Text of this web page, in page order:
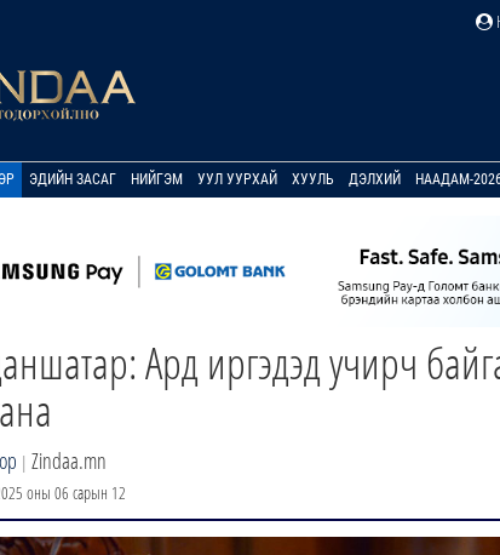
ЭДИЙН ЗАСАГ НИЙГЭМ УУЛ УУРХАЙ ХУУЛЬ ДЭЛХИЙ НААДАМ-
Ард иргэдэд учирч
| Zindaa.mn
оны 06 сарын 12